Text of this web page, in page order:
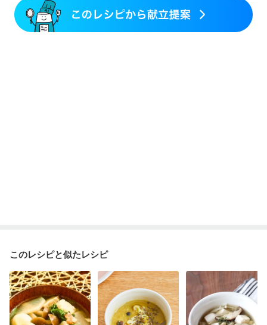
妊娠糖尿病(初期)
産後（ミルク）
骨折 骨粗しょう症
関節リウマチ
フレイル（年齢に合わせた体作り）
このレシピと似たレシピ